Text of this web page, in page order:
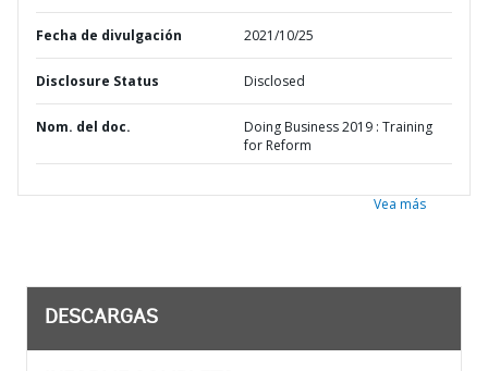
Fecha de divulgación 2021/10/25
Disclosure Status Disclosed
Nom. del doc.
Doing Business 2019 : Training
for Reform
Vea más
DESCARGAS